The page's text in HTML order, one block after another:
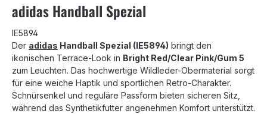
adidas Handball Spezial
IE5894
Der adidas Handball Spezial (IE5894) bringt den
ikonischen Terrace-Look in Bright Red/Clear Pink/Gum 5
zum Leuchten. Das hochwertige Wildleder-Obermaterial sorgt
für eine weiche Haptik und sportlichen Retro-Charakter.
Schnürsenkel und reguläre Passform bieten sicheren Sitz,
während das Synthetikfutter angenehmen Komfort unterstützt.